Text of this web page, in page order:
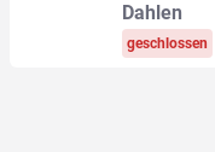
Dahlen
geschlossen